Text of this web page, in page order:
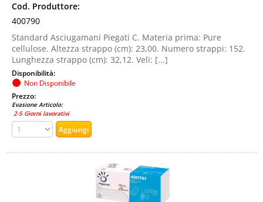
Cod. Produttore:
400790
Standard Asciugamani Piegati C. Materia prima: Pure
cellulose. Altezza strappo (cm): 23,00. Numero strappi: 152.
Lunghezza strappo (cm): 32,12. Veli: [...]
Disponibilità:
Non Disponibile
Prezzo:
Evasione Articolo:
2-5 Giorni lavorativi